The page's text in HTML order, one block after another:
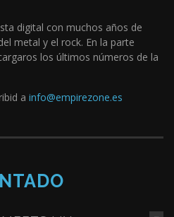
digital con muchos años de
metal y el rock. En la parte
los últimos números de la
a info@empirezone.es